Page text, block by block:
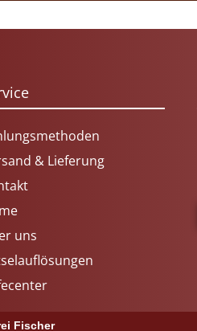
& Lieferung
uns
Fischer